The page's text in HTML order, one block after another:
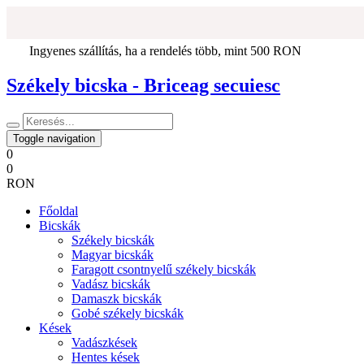
Ingyenes szállítás, ha a rendelés több, mint 500 RON
Székely bicska - Briceag secuiesc
Toggle navigation
0
0
RON
Főoldal
Bicskák
Székely bicskák
Magyar bicskák
Faragott csontnyelű székely bicskák
Vadász bicskák
Damaszk bicskák
Gobé székely bicskák
Kések
Vadászkések
Hentes kések